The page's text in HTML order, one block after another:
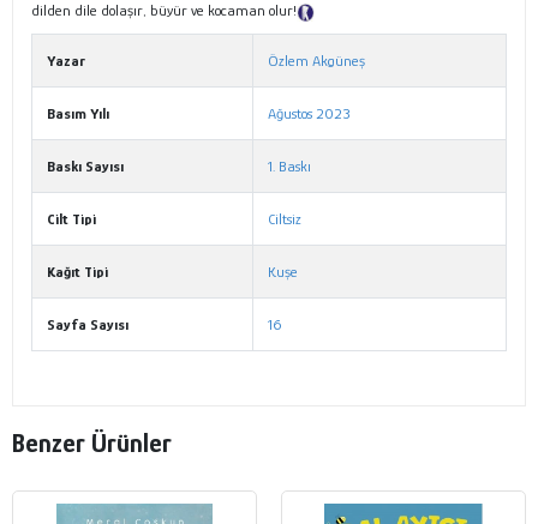
dilden dile dolaşır, büyür ve kocaman olur!
Yazar Özlem Akgüneş
Basım Yılı Ağustos 2023
Baskı Sayısı 1. Baskı
Cilt Tipi Ciltsiz
Kağıt Tipi Kuşe
Sayfa Sayısı 16
Benzer Ürünler